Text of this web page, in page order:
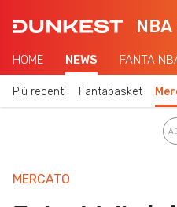
NBA
HOME NEWS FANTA
Più recenti Fantabasket
MERCATO